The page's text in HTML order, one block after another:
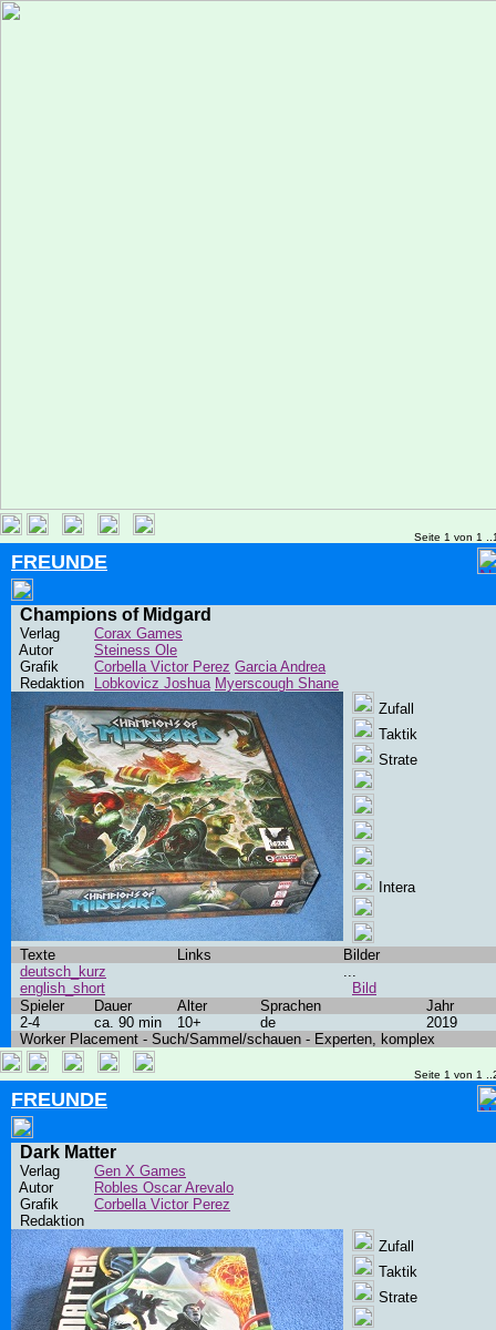
Seite 1 von 1
FREUNDE
Champions of Midgard
Verlag
Corax Games
Autor
Steiness Ole
Grafik
Corbella Victor Perez Garcia Andrea
Redaktion
Lobkovicz Joshua Myerscough Shane
Zufall
Taktik
Strate
Intera
Texte Links
Bilder
deutsch_kurz
english_short
...
Bild
Spieler
Dauer Alter Sprachen
Jahr
2-4
ca. 90 min 10+ de
2019
Worker Placement - Such/Sammel/schauen - Experten, komplex
Seite 1 von 1
FREUNDE
Dark Matter
Verlag
Gen X Games
Autor
Robles Oscar Arevalo
Grafik
Corbella Victor Perez
Redaktion
Zufall
Taktik
Strate